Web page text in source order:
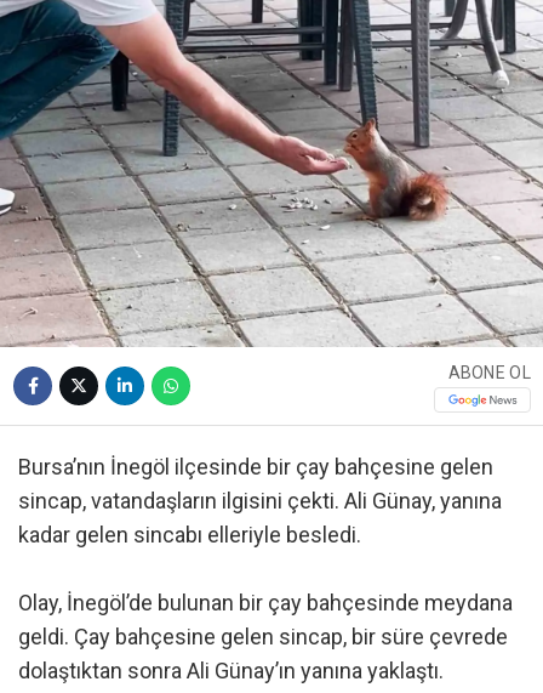
ABONE OL
Bursa’nın İnegöl ilçesinde bir çay bahçesine gelen
sincap, vatandaşların ilgisini çekti. Ali Günay, yanına
kadar gelen sincabı elleriyle besledi.
Olay, İnegöl’de bulunan bir çay bahçesinde meydana
geldi. Çay bahçesine gelen sincap, bir süre çevrede
dolaştıktan sonra Ali Günay’ın yanına yaklaştı.